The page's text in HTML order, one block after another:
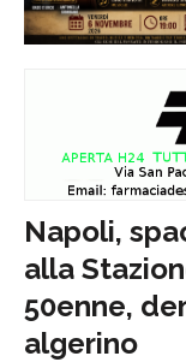
Napoli,
alla
50enne,
algerino